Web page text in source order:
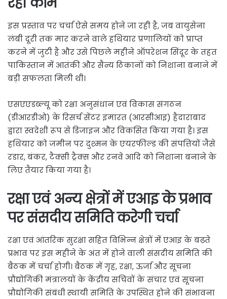
इस प्रस्ताव पर चर्चा ऐसे समय होने जा रही है, जब वायुसेना
लंबी दूरी तक मार करने वाले हथियार प्रणालियों को प्राप्त
करने में जुटी है और उसे पिछले महीने ऑपरेशन सिंदूर के तहत
पाकिस्तान में आतंकी और सैन्य ठिकानों को निशाना बनाने में
बड़ी सफलता मिली थी।
एसएएडब्ल्यू को रक्षा अनुसंधान एवं विकास संगठन
(डीआरडीओ) के रिसर्च सेंटर इमारत (आरसीआइ) हैदाराबाद
द्वारा स्वदेशी रूप से डिजाइन और विकसित किया गया है। इस
हथियार को जमीन पर दुश्मन के एयरफील्ड की संपत्तियों जैसे
रडार, बंकर, टैक्सी ट्रैक्स और रनवे आदि को निशाना बनाने के
लिए तैयार किया गया है।
रक्षा एवं अन्य क्षेत्रों में एआइ के प्रभाव
पर संसदीय समिति करेगी चर्चा
रक्षा एवं आंतरिक सुरक्षा सहित विभिन्न क्षेत्रों में एआइ के बढ़ते
प्रभाव पर इस महीने के अंत में होने वाली संसदीय समिति की
बैठक में चर्चा होगी। बैठक में गृह, रक्षा, ऊर्जा और सूचना
प्रौद्योगिकी मंत्रालयों के केंद्रीय सचिवों के संचार एवं सूचना
प्रौद्योगिकी संबंधी स्थायी समिति के उपस्थित होने की संभावना